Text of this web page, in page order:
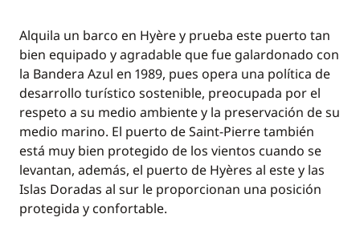
Alquila un barco en Hyère y prueba este puerto tan
bien equipado y agradable que fue galardonado con
la Bandera Azul en 1989, pues opera una política de
desarrollo turístico sostenible, preocupada por el
respeto a su medio ambiente y la preservación de su
medio marino. El puerto de Saint-Pierre también
está muy bien protegido de los vientos cuando se
levantan, además, el puerto de Hyères al este y las
Islas Doradas al sur le proporcionan una posición
protegida y confortable.